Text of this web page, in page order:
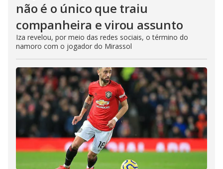
não é o único que traiu
companheira e virou assunto
Iza revelou, por meio das redes sociais, o término do
namoro com o jogador do Mirassol